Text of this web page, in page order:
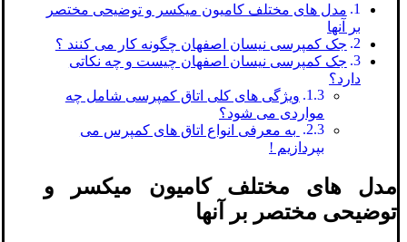
مدل های مختلف کامیون میکسر و توضیحی مختصر
بر آنها
جک کمپرسی نیسان اصفهان چگونه کار می کنند ؟
جک کمپرسی نیسان اصفهان چیست و چه نکاتی
دارد؟
ویژگی های کلی اتاق کمپرسی شامل چه
مواردی می شود؟
به معرفی انواع اتاق های کمپرس می
بپردازیم !
مدل های مختلف کامیون میکسر و
توضیحی مختصر بر آنها